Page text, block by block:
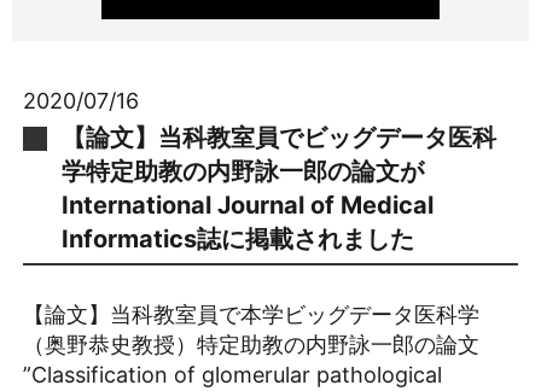
2020/07/16
【論文】当科教室員でビッグデータ医科
学特定助教の内野詠一郎の論文が
International Journal of Medical
Informatics誌に掲載されました
【論文】当科教室員で本学ビッグデータ医科学
（奥野恭史教授）特定助教の内野詠一郎の論文
”Classification of glomerular pathological